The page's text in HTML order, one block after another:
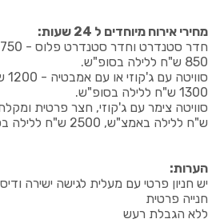
מחירי אירוח מיוחדים ל 24 שעות:
850 ש"ח ללילה בסופ"ש.
1300 ש"ח ללילה בסופ"ש.
ש"ח ללילה באמצ"ש, 2500 ש"ח ללילה בסופ"ש.
הערות:
יש חניון פרטי עם מעלית לגישה ישירה
חנייה פרטית
ללא הגבלת רעש